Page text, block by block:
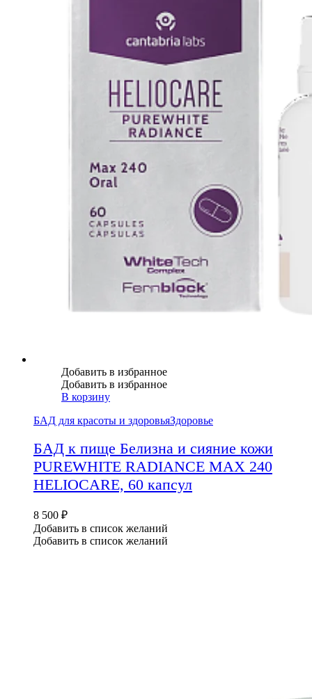
Добавить в избранное
Добавить в избранное
В корзину
БАД для красоты и здоровьяЗдоровье
БАД к пище Белизна и сияние кожи
PUREWHITE RADIANCE MAX 240
HELIOCARE, 60 капсул
8 500 ₽
Добавить в список желаний
Добавить в список желаний